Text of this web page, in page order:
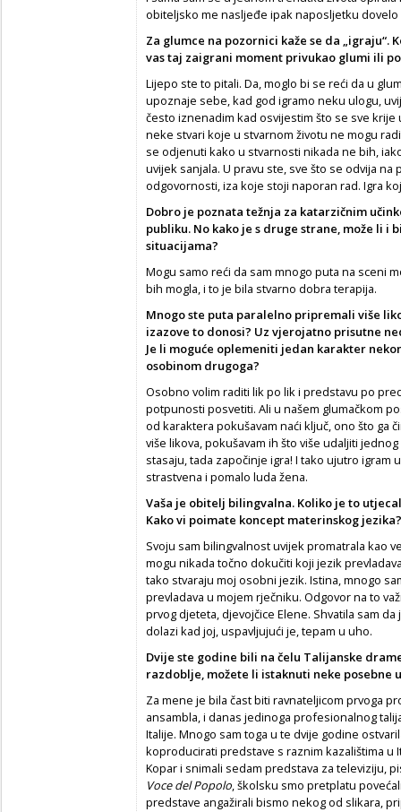
obiteljsko me nasljeđe ipak naposljetku dovelo
Za glumce na pozornici kaže se da „igraju“.
vas taj zaigrani moment privukao glumi ili
Lijepo ste to pitali. Da, moglo bi se reći da u
upoznaje sebe, kad god igramo neku ulogu,
često iznenadim kad osvijestim što se sve
neke stvari koje u stvarnom životu ne mogu
se odjenuti kako u stvarnosti nikada ne bih,
uvijek sanjala. U pravu ste, sve što se odvija
odgovornosti, iza koje stoji naporan rad. Igra
Dobro je poznata težnja za katarzičnim
publiku. No kako je s druge strane, može li i
situacijama?
Mogu samo reći da sam mnogo puta na sceni
bih mogla, i to je bila stvarno dobra terapija.
Mnogo ste puta paralelno pripremali više
izazove to donosi? Uz vjerojatno prisutne
Je li moguće oplemeniti jedan karakter
osobinom drugoga?
Osobno volim raditi lik po lik i predstavu po
potpunosti posvetiti. Ali u našem glumačkom
od karaktera pokušavam naći ključ, ono što ga
više likova, pokušavam ih što više udaljiti
stasaju, tada započinje igra! I tako ujutro
strastvena i pomalo luda žena.
Vaša je obitelj bilingvalna. Koliko je to
Kako vi poimate koncept materinskog jezika?
Svoju sam bilingvalnost uvijek promatrala kao
mogu nikada točno dokučiti koji jezik
tako stvaraju moj osobni jezik. Istina, mnogo
prevladava u mojem rječniku. Odgovor na to
prvog djeteta, djevojčice Elene. Shvatila sam
dolazi kad joj, uspavljujući je, tepam u uho.
Dvije ste godine bili na čelu Talijanske
razdoblje, možete li istaknuti neke posebne
Za mene je bila čast biti ravnateljicom prvoga
ansambla, i danas jedinoga profesionalnog
Italije. Mnogo sam toga u te dvije godine
koproducirati predstave s raznim kazalištima u
Kopar i snimali sedam predstava za televiziju,
Voce del Popolo, školsku smo pretplatu
predstave angažirali bismo nekog od slikara,